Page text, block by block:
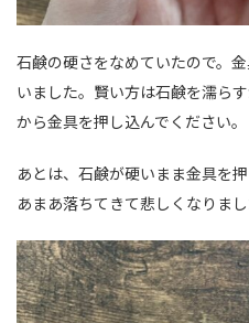
石鹸の硬さをなめていたので。
いました。賢い方は石鹸を濡ら
から金具を押し込んでください。
あとは、石鹸が硬いまま金具を
あまあ落ちてきて悲しくなりまし